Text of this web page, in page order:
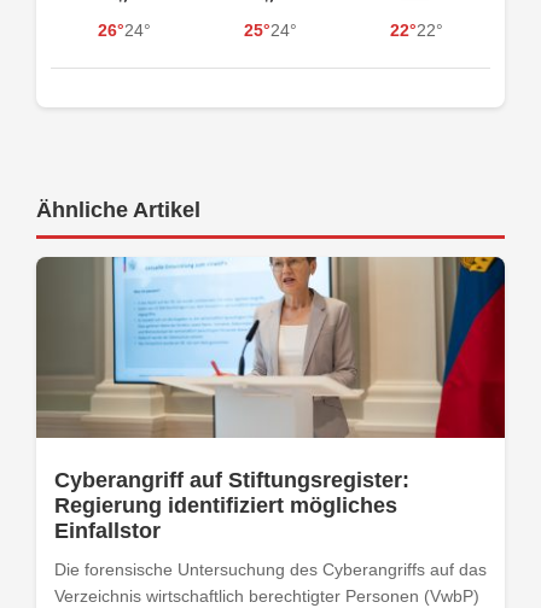
26°24° 25°24° 22°22°
Ähnliche Artikel
Cyberangriff auf Stiftungsregister:
Regierung identifiziert mögliches
Einfallstor
Die forensische Untersuchung des Cyberangriffs auf das
Verzeichnis wirtschaftlich berechtigter Personen (VwbP)